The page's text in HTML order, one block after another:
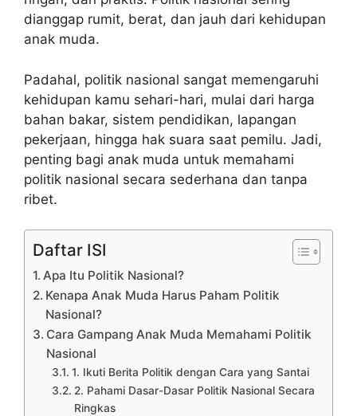
dianggap rumit, berat, dan jauh dari kehidupan
anak muda.
Padahal, politik nasional sangat memengaruhi
kehidupan kamu sehari-hari, mulai dari harga
bahan bakar, sistem pendidikan, lapangan
pekerjaan, hingga hak suara saat pemilu. Jadi,
penting bagi anak muda untuk memahami
politik nasional secara sederhana dan tanpa
ribet.
Daftar ISI
Apa Itu Politik Nasional?
Kenapa Anak Muda Harus Paham Politik
Nasional?
Cara Gampang Anak Muda Memahami Politik
Nasional
1. Ikuti Berita Politik dengan Cara yang Santai
2. Pahami Dasar-Dasar Politik Nasional Secara
Ringkas